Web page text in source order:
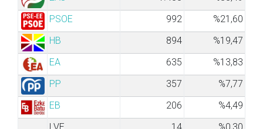
PSOE
992
%21,60
HB
894
%19,47
EA
635
%13,83
PP
357
%7,77
EB
206
%4,49